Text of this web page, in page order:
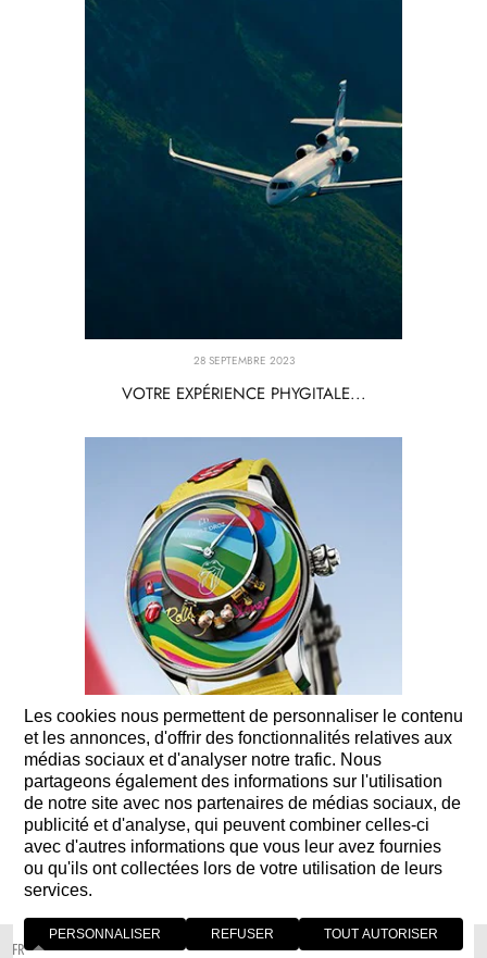
Les cookies nous permettent de personnaliser le contenu
et les annonces, d'offrir des fonctionnalités relatives aux
médias sociaux et d'analyser notre trafic. Nous
partageons également des informations sur l'utilisation
de notre site avec nos partenaires de médias sociaux, de
publicité et d'analyse, qui peuvent combiner celles-ci
avec d'autres informations que vous leur avez fournies
ou qu'ils ont collectées lors de votre utilisation de leurs
services.
PERSONNALISER REFUSER TOUT AUTORISER
28 SEPTEMBRE 2023
VOTRE EXPÉRIENCE PHYGITALE...
03 JUILLET 2023
THE ROLLING STONES AUTOMATON - ONLY WATCH 2023 :
FR